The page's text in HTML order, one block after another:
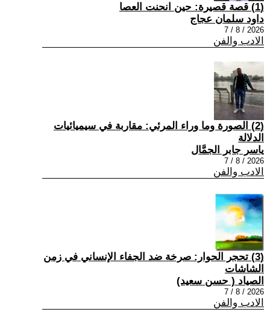
(1) قصة قصيرة: حين انحنت العصا
داود سلمان عجاج
2026 / 8 / 7
الادب والفن
(2) الصورة وما وراء المرئي: مقاربة في سيميائيات
الدلالة
ياسر جابر الجمَّال
2026 / 8 / 7
الادب والفن
(3) تحجر الحوار: صرخة ضد الجفاء الإنساني في زمن
الشاشات
الصياد ‏( حسن سعيد‏)
2026 / 8 / 7
الادب والفن